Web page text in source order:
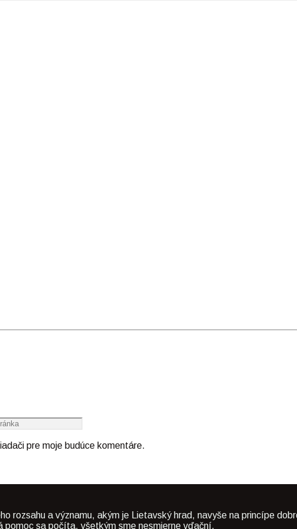
pre moje budúce komentáre.
rozsahu a významu, akým je Lietavský hrad, navyše na princípe
pomoc sa počíta, všetkým sme nesmierne vďační.